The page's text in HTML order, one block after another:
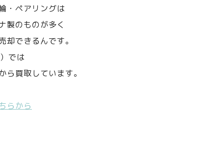
・ペアリングは
製のものが多く
却できるんです。
では
ら買取しています。
らから